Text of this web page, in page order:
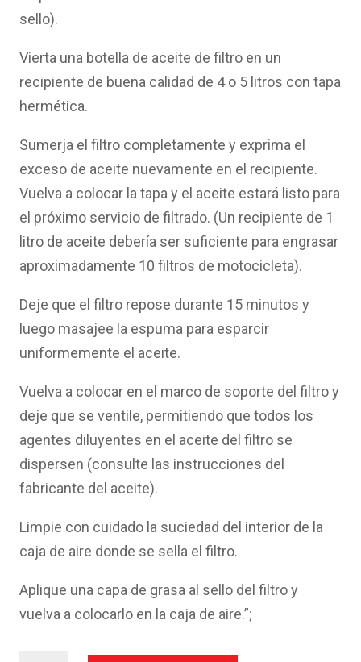
sello).
Vierta una botella de aceite de filtro en un
recipiente de buena calidad de 4 o 5 litros con tapa
hermética.
Sumerja el filtro completamente y exprima el
exceso de aceite nuevamente en el recipiente.
Vuelva a colocar la tapa y el aceite estará listo para
el próximo servicio de filtrado. (Un recipiente de 1
litro de aceite debería ser suficiente para engrasar
aproximadamente 10 filtros de motocicleta).
Deje que el filtro repose durante 15 minutos y
luego masajee la espuma para esparcir
uniformemente el aceite.
Vuelva a colocar en el marco de soporte del filtro y
deje que se ventile, permitiendo que todos los
agentes diluyentes en el aceite del filtro se
dispersen (consulte las instrucciones del
fabricante del aceite).
Limpie con cuidado la suciedad del interior de la
caja de aire donde se sella el filtro.
Aplique una capa de grasa al sello del filtro y
vuelva a colocarlo en la caja de aire.”;